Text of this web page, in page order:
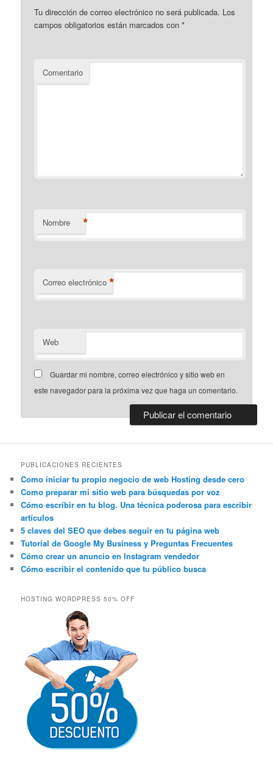
Tu dirección de correo electrónico no será publicada. Los
campos obligatorios están marcados con*
Comentario
Nombre *
Correo electrónico *
Web
Guardar mi nombre, correo electrónico y sitio web en
este navegador para la próxima vez que haga un comentario.
PUBLICACIONES RECIENTES
Como iniciar tu propio negocio de web Hosting desde cero
Como preparar mi sitio web para búsquedas por voz
Cómo escribir en tu blog. Una técnica poderosa para escribir
artículos
5 claves del SEO que debes seguir en tu página web
Tutorial de Google My Business y Preguntas Frecuentes
Cómo crear un anuncio en Instagram vendedor
Cómo escribir el contenido que tu público busca
HOSTING WORDPRESS 50% OFF